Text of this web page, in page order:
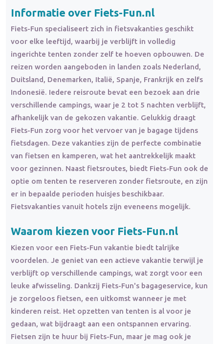
Informatie over Fiets-Fun.nl
Fiets-Fun specialiseert zich in fietsvakanties geschikt
voor elke leeftijd, waarbij je verblijft in volledig
ingerichte tenten zonder zelf te hoeven opbouwen. De
reizen worden aangeboden in landen zoals Nederland,
Duitsland, Denemarken, Italië, Spanje, Frankrijk en zelfs
Indonesië. Iedere reisroute bevat een bezoek aan drie
verschillende campings, waar je 2 tot 5 nachten verblijft,
afhankelijk van de gekozen vakantie. Gelukkig draagt
Fiets-Fun zorg voor het vervoer van je bagage tijdens
fietsdagen. Deze vakanties zijn de perfecte combinatie
van fietsen en kamperen, wat het aantrekkelijk maakt
voor gezinnen. Naast fietsroutes, biedt Fiets-Fun ook de
optie om tenten te reserveren zonder fietsroute, en zijn
er in bepaalde perioden huisjes beschikbaar.
Fietsvakanties vanuit hotels zijn eveneens mogelijk.
Waarom kiezen voor Fiets-Fun.nl
Kiezen voor een Fiets-Fun vakantie biedt talrijke
voordelen. Je geniet van een actieve vakantie terwijl je
verblijft op verschillende campings, wat zorgt voor een
leuke afwisseling. Dankzij Fiets-Fun's bagageservice, kun
je zorgeloos fietsen, een uitkomst wanneer je met
kinderen reist. Het opzetten van tenten is al voor je
gedaan, wat bijdraagt aan een ontspannen ervaring.
Fietsen zijn te huur bij Fiets-Fun, maar je mag ook je